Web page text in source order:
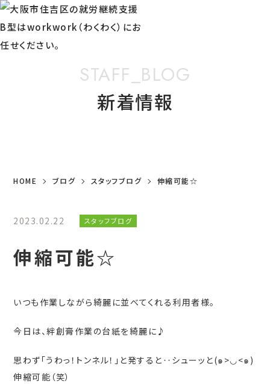
STAFF_BLOG
新着情報
HOME ブログ スタッフブログ 伸縮可能☆
2023.02.22 スタッフブログ
伸縮可能☆
いつも作業しながら綺麗に並べてくれる利用者様。
今日は、絆創膏作業の台紙を綺麗に♪
思わず「うわっ！トンネル！」と発すると‥ シューッと(๑>◡<๑)
伸縮可能（笑）